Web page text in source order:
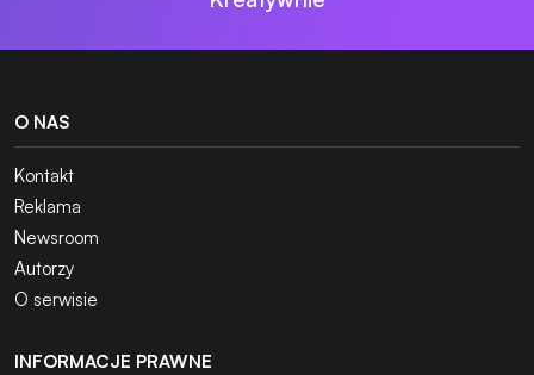
O NAS
Kontakt
Reklama
Newsroom
Autorzy
O serwisie
INFORMACJE PRAWNE